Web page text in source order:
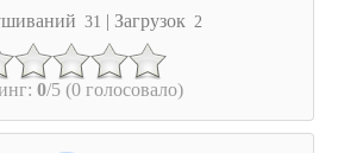
31 | Загрузок 2
0/5 (0 голосовало)